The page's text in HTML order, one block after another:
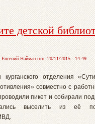
детской
Евгений Найман птн, 20/11/2015 - 14:49
отделения
совместно с
пикет и собирали
выселить из её